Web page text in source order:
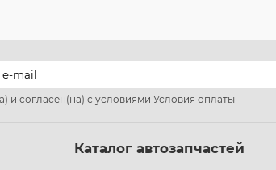
и согласен(на) с условиями Условия оплаты
Каталог автозапчастей